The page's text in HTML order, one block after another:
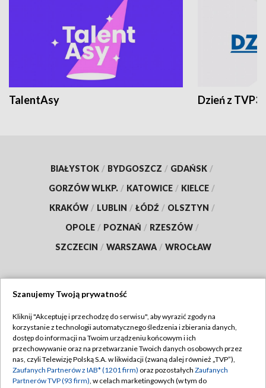
TalentAsy Dzień z TVP3
BIAŁYSTOK / BYDGOSZCZ / GDAŃSK /
GORZÓW WLKP. / KATOWICE / KIELCE /
KRAKÓW / LUBLIN / ŁÓDŹ / OLSZTYN /
OPOLE / POZNAŃ / RZESZÓW /
SZCZECIN / WARSZAWA / WROCŁAW
TVP
Abonament TVP
Emisja w TVP
Regulamin TVP
Polityka prywatności
Szanujemy Twoją prywatność
Kliknij "Akceptuję i przechodzę do serwisu", aby wyrazić zgody na
korzystanie z technologii automatycznego śledzenia i zbierania danych,
dostęp do informacji na Twoim urządzeniu końcowym i ich
przechowywanie oraz na przetwarzanie Twoich danych osobowych przez
nas, czyli Telewizję Polską S.A. w likwidacji (zwaną dalej również „TVP”),
Zaufanych Partnerów z IAB* (1201 firm) oraz pozostałych Zaufanych
Partnerów TVP (93 firm), w celach marketingowych (w tym do